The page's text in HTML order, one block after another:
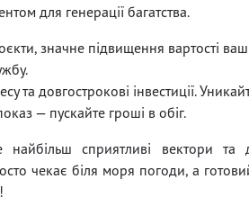
для генерації багатства.
значне підвищення вартості
та довгострокові інвестиції.
— пускайте гроші в обіг.
сприятливі вектори та
чекає біля моря погоди, а